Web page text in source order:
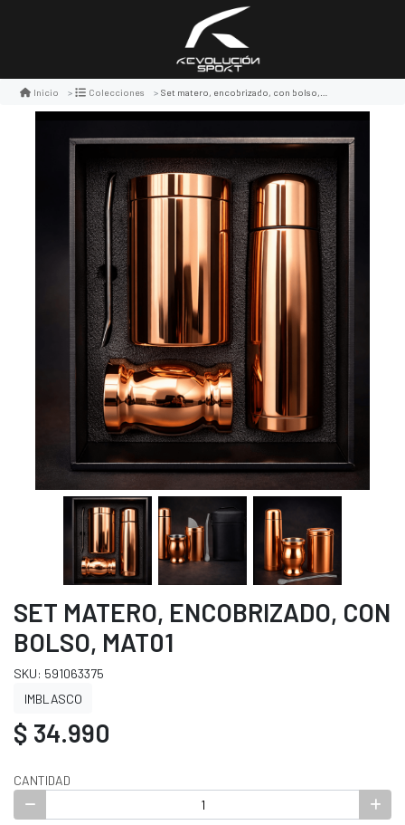
Inicio Colecciones Set matero, encobrizado, con bolso, mat01
SET MATERO, ENCOBRIZADO, CON
BOLSO, MAT01
SKU: 591063375
IMBLASCO
$ 34.990
CANTIDAD